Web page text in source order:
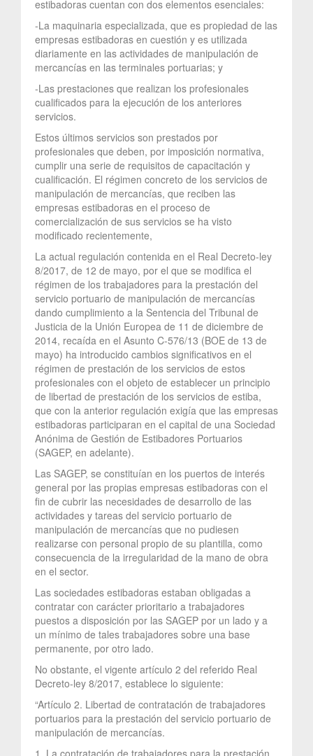
estibadoras cuentan con dos elementos esenciales:
-La maquinaria especializada, que es propiedad de las
empresas estibadoras en cuestión y es utilizada
diariamente en las actividades de manipulación de
mercancías en las terminales portuarias; y
-Las prestaciones que realizan los profesionales
cualificados para la ejecución de los anteriores
servicios.
Estos últimos servicios son prestados por
profesionales que deben, por imposición normativa,
cumplir una serie de requisitos de capacitación y
cualificación. El régimen concreto de los servicios de
manipulación de mercancías, que reciben las
empresas estibadoras en el proceso de
comercialización de sus servicios se ha visto
modificado recientemente,
La actual regulación contenida en el Real Decreto-ley
8/2017, de 12 de mayo, por el que se modifica el
régimen de los trabajadores para la prestación del
servicio portuario de manipulación de mercancías
dando cumplimiento a la Sentencia del Tribunal de
Justicia de la Unión Europea de 11 de diciembre de
2014, recaída en el Asunto C-576/13 (BOE de 13 de
mayo) ha introducido cambios significativos en el
régimen de prestación de los servicios de estos
profesionales con el objeto de establecer un principio
de libertad de prestación de los servicios de estiba,
que con la anterior regulación exigía que las empresas
estibadoras participaran en el capital de una Sociedad
Anónima de Gestión de Estibadores Portuarios
(SAGEP, en adelante).
Las SAGEP, se constituían en los puertos de interés
general por las propias empresas estibadoras con el
fin de cubrir las necesidades de desarrollo de las
actividades y tareas del servicio portuario de
manipulación de mercancías que no pudiesen
realizarse con personal propio de su plantilla, como
consecuencia de la irregularidad de la mano de obra
en el sector.
Las sociedades estibadoras estaban obligadas a
contratar con carácter prioritario a trabajadores
puestos a disposición por las SAGEP por un lado y a
un mínimo de tales trabajadores sobre una base
permanente, por otro lado.
No obstante, el vigente artículo 2 del referido Real
Decreto-ley 8/2017, establece lo siguiente:
“Artículo 2. Libertad de contratación de trabajadores
portuarios para la prestación del servicio portuario de
manipulación de mercancías.
1. La contratación de trabajadores para la prestación